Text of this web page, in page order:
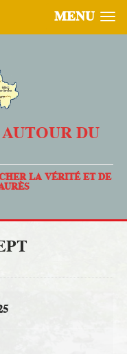
MENU
DU
LA VÉRITÉ ET DE